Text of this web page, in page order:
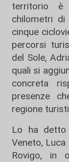
territorio è
chilometri
cinque
percorsi
del Sole,
quali si
concreta
presenze
regione
Lo ha detto
Veneto,
Rovigo, in